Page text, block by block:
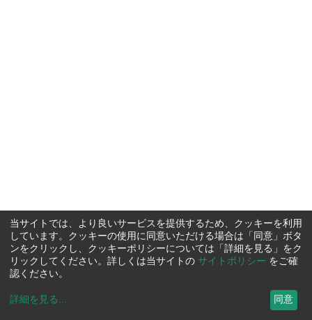
当サイトでは、より良いサービスを提供するため、クッキーを利用
しています。クッキーの使用に同意いただける場合は「同意」ボタ
ンをクリックし、クッキーポリシーについては「詳細を見る」をク
リックしてください。詳しくは当サイトの サイトポリシー をご確
認ください。
詳細を見る ... 同意